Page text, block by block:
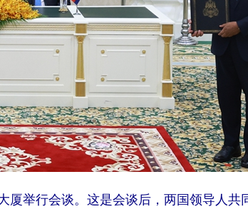
举行会谈。这是会谈后，两国领导人共